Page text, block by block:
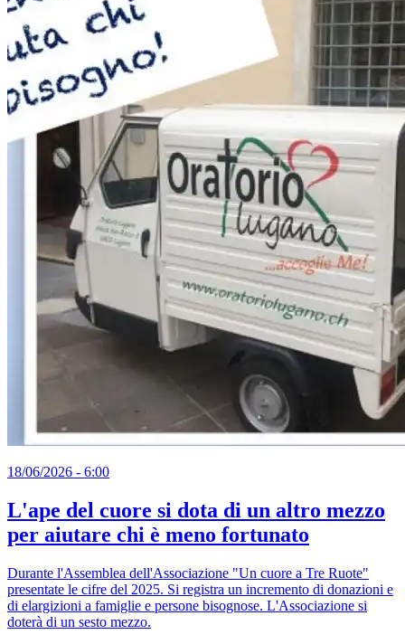
18/06/2026 - 6:00
L'ape del cuore si dota di un altro mezzo
per aiutare chi è meno fortunato
Durante l'Assemblea dell'Associazione "Un cuore a Tre Ruote"
presentate le cifre del 2025. Si registra un incremento di donazioni e
di elargizioni a famiglie e persone bisognose. L'Associazione si
doterà di un sesto mezzo.